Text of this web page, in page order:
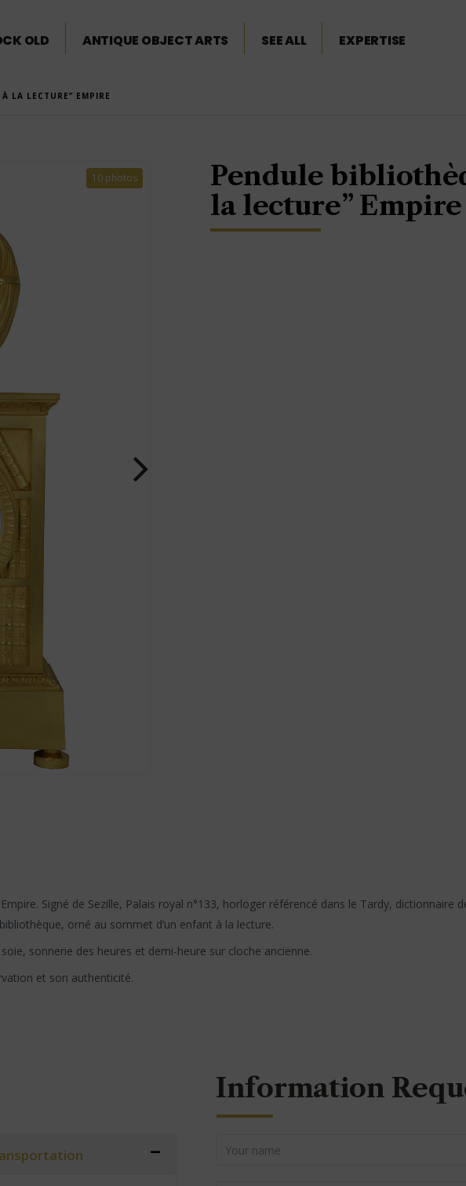
OLD ANTIQUE OBJECT ARTS SEE ALL EXPERTISE
LA LECTURE” EMPIRE
10 photos
Pendule
la lecture” Empire
Signé de Sezille, Palais royal n°133, horloger référencé dans le Tardy, dictionnaire
orné au sommet d’un enfant à la lecture.
sonnerie des heures et demi-heure sur cloche ancienne.
et son authenticité.
Information